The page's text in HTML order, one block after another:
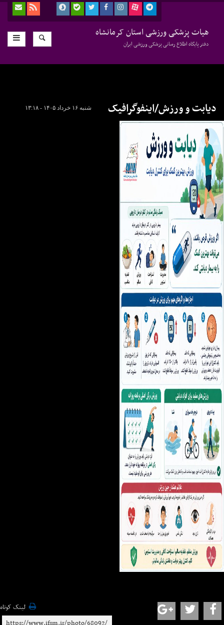
هیات پزشکی ورزشی استان کرمانشاه
دفتر پایگاه اطلاع رسانی پزشکی ورزشی ایران
شنبه ۱۶ خرداد ۱۴۰۵ - ۱۳:۱۸ دیابت و ورزش/اینفوگرافیک
لینک کوتاه